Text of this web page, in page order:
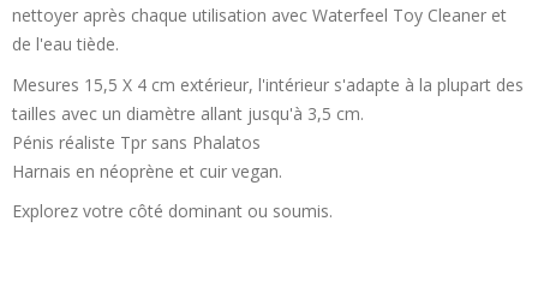
nettoyer après chaque utilisation avec Waterfeel Toy Cleaner et
de l'eau tiède.
Mesures 15,5 X 4 cm extérieur, l'intérieur s'adapte à la plupart des
tailles avec un diamètre allant jusqu'à 3,5 cm.
Pénis réaliste Tpr sans Phalatos
Harnais en néoprène et cuir vegan.
Explorez votre côté dominant ou soumis.